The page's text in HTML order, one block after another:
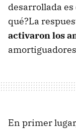
desarrollada es
qué?La
activaron los
En primer